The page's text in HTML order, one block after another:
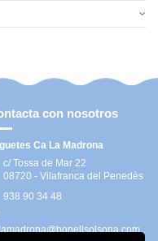
con nosotros
Ca La Madrona
c/ Tossa de Mar 22
08720 - Vilafranca del Penedès
938 90 34 48